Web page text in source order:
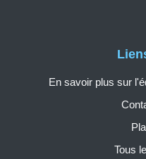
En savoir plus sur
Tous